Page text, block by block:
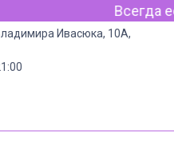
(генератор)
Ивасюка, 10А,